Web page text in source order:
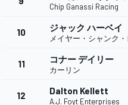
Chip Ganassi Racing
10 ジャック ハーベイ
メイヤー・シャンク
11 コナー デイリー
カーリン
12 Dalton Kellett
A.J. Foyt Enterprises